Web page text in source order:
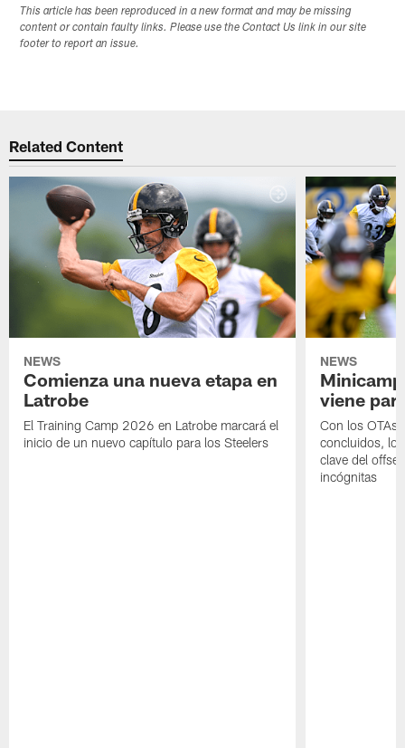
This article has been reproduced in a new format and may be missing
content or contain faulty links. Please use the Contact Us link in our site
footer to report an issue.
Related Content
NEWS
Comienza una nueva etapa en
Latrobe
El Training Camp 2026 en Latrobe marcará el
inicio de un nuevo capítulo para los Steelers
NEWS
viene
Con los OTAs
concluidos,
clave del
incógnitas